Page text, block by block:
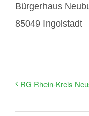
Bürgerhaus
85049 Ingolstadt
RG Rhein-Kreis